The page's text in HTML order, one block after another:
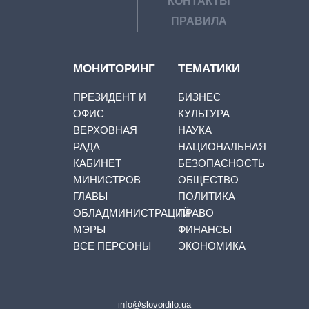
ПРАВИЛА
МОНИТОРИНГ
ПРЕЗИДЕНТ И
ОФИС
ВЕРХОВНАЯ
РАДА
КАБИНЕТ
МИНИСТРОВ
ГЛАВЫ
ОБЛАДМИНИСТРАЦИЙ
МЭРЫ
ВСЕ ПЕРСОНЫ
ТЕМАТИКИ
БИЗНЕС
КУЛЬТУРА
НАУКА
НАЦИОНАЛЬНАЯ
БЕЗОПАСНОСТЬ
ОБЩЕСТВО
ПОЛИТИКА
ПРАВО
ФИНАНСЫ
ЭКОНОМИКА
info@slovoidilo.ua